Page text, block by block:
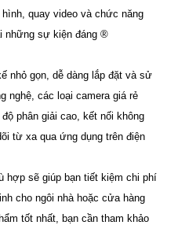
quay video và chức năng
những sự kiện đáng ®️
nhỏ gọn, dễ dàng lắp đặt và sử
nghệ, các loại camera giá rẻ
phân giải cao, kết nối không
từ xa qua ứng dụng trên điện
hợp sẽ giúp bạn tiết kiệm chi phí
cho ngôi nhà hoặc cửa hàng
tốt nhất, bạn cần tham khảo